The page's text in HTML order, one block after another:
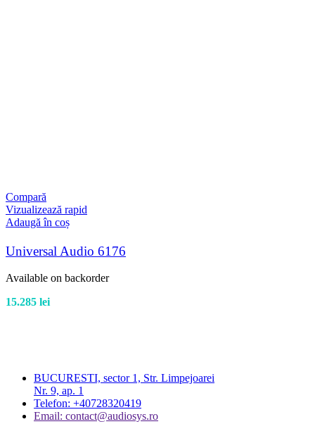
Compară
Vizualizează rapid
Adaugă în coș
Universal Audio 6176
Available on backorder
15.285 lei
BUCURESTI, sector 1, Str. Limpejoarei
Nr. 9, ap. 1
Telefon: +40728320419
Email: contact@audiosys.ro